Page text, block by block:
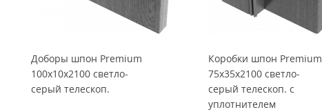
Доборы шпон Premium
100x10x2100 светло-
серый телескоп.
Коробки шпон Premium
75x35x2100 светло-
серый телескоп. с
уплотнителем